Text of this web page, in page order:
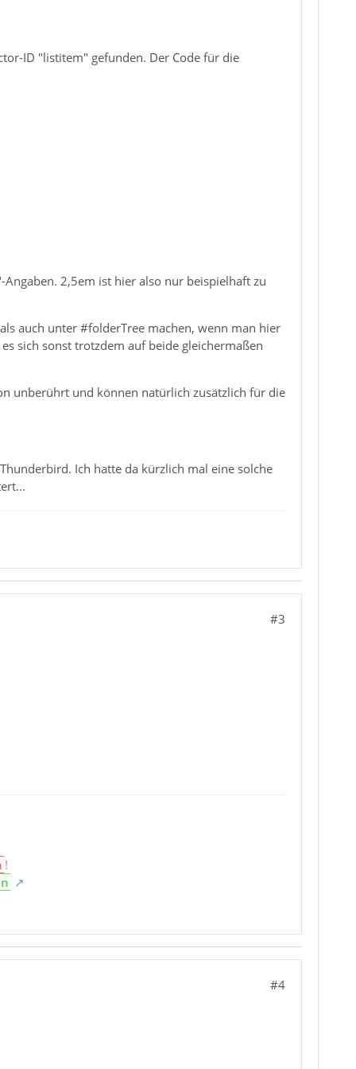
ID "listitem" gefunden. Der Code für die
2,5em ist hier also nur beispielhaft zu
auch unter #folderTree machen, wenn man hier
sich sonst trotzdem auf beide gleichermaßen
unberührt und können natürlich zusätzlich für die
Ich hatte da kürzlich mal eine solche
#3
!
#4